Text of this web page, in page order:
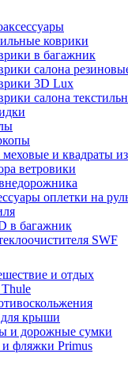
коврики
в багажник
салона
3D Lux
салона
и квадраты
ветровики
оплетки на
в багажник
SWF
и отдых
крыши
и дорожные сумки
фляжки Primus